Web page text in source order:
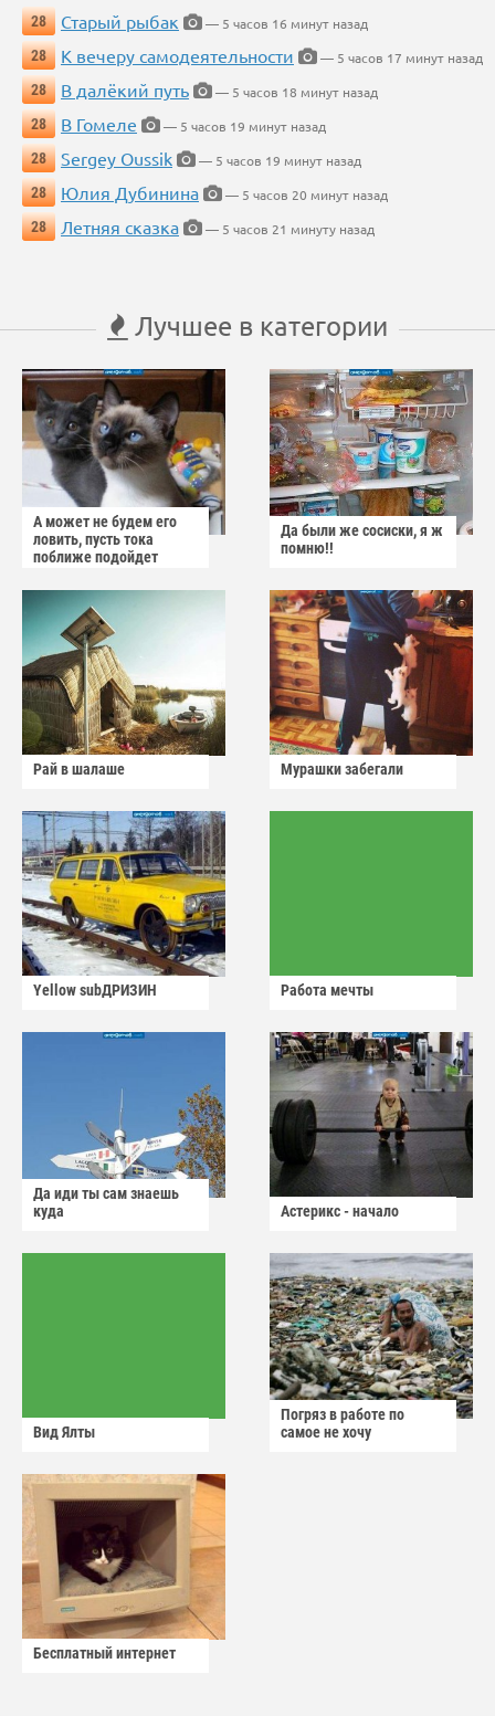
28
Старый рыбак
— 5 часов 16 минут назад
28
К вечеру самодеятельности
— 5 часов 17 минут назад
28
В далёкий путь
— 5 часов 18 минут назад
28
В Гомеле
— 5 часов 19 минут назад
28
Sergey Oussik
— 5 часов 19 минут назад
28
Юлия Дубинина
— 5 часов 20 минут назад
28
Летняя сказка — 5 часов 21 минуту назад
Лучшее в категории
А может не будем его
ловить, пусть тока
поближе подойдет
Да были же сосиски, я ж
помню!!
Рай в шалаше Мурашки забегали
Yellow subДРИЗИН Работа мечты
Да иди ты сам знаешь
куда
Астерикс - начало
Вид Ялты
Погряз в работе по
самое не хочу
Бесплатный интернет